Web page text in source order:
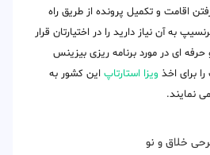
اقامت و تکمیل پرونده از طریق راه
به آن نیاز دارید را در اختیارتان قرار
ای در مورد برنامه ریزی بیزینس
برای اخذ ویزا استارتاپ این کشور به
نمایند.
خلاق و نو